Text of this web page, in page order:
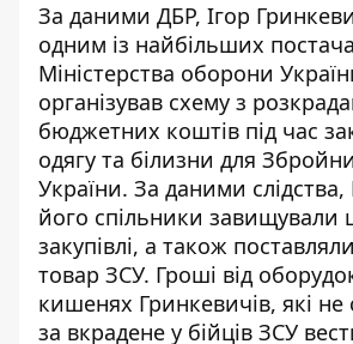
За даними ДБР, Ігор
одним із найбільших
Міністерства оборони
організував схему з
бюджетних коштів під час
одягу та білизни для
України. За даними
його спільники завищували
закупівлі, а також
товар ЗСУ. Гроші від
кишенях Гринкевичів, які
за вкрадене у бійців ЗСУ